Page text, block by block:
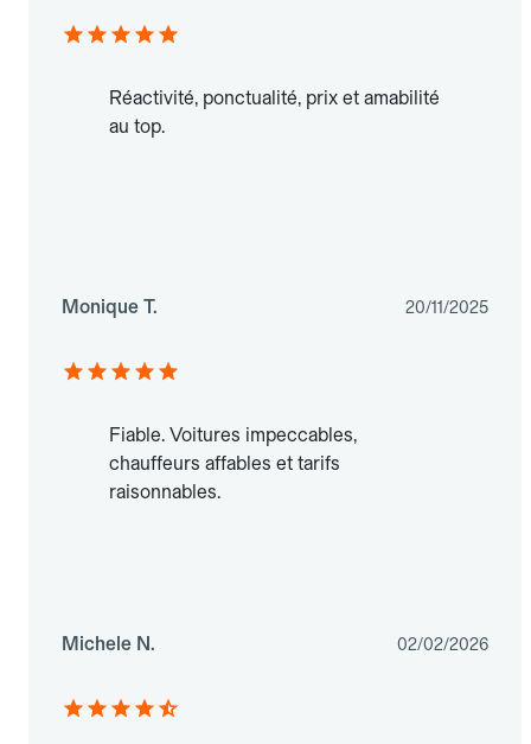
Réactivité, ponctualité, prix et amabilité
au top.
Monique T. 20/11/2025
Fiable. Voitures impeccables,
chauffeurs affables et tarifs
raisonnables.
Michele N. 02/02/2026